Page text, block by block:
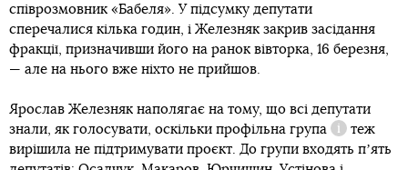
співрозмовник «Бабеля». У підсумку депутати
сперечалися кілька годин, і Железняк закрив засідання
фракції, призначивши його на ранок вівторка, 16 березня,
— але на нього вже ніхто не прийшов.
Ярослав Железняк наполягає на тому, що всі депутати
знали, як голосувати, оскільки профільна група
Довідка
теж
вирішила не підтримувати проєкт. До групи входять пʼять